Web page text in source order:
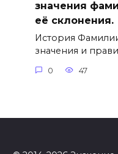
значения
её склонения.
История
значения и
0 47